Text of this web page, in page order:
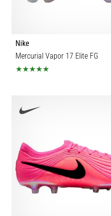
Nike
Mercurial Vapor 17 Elite FG